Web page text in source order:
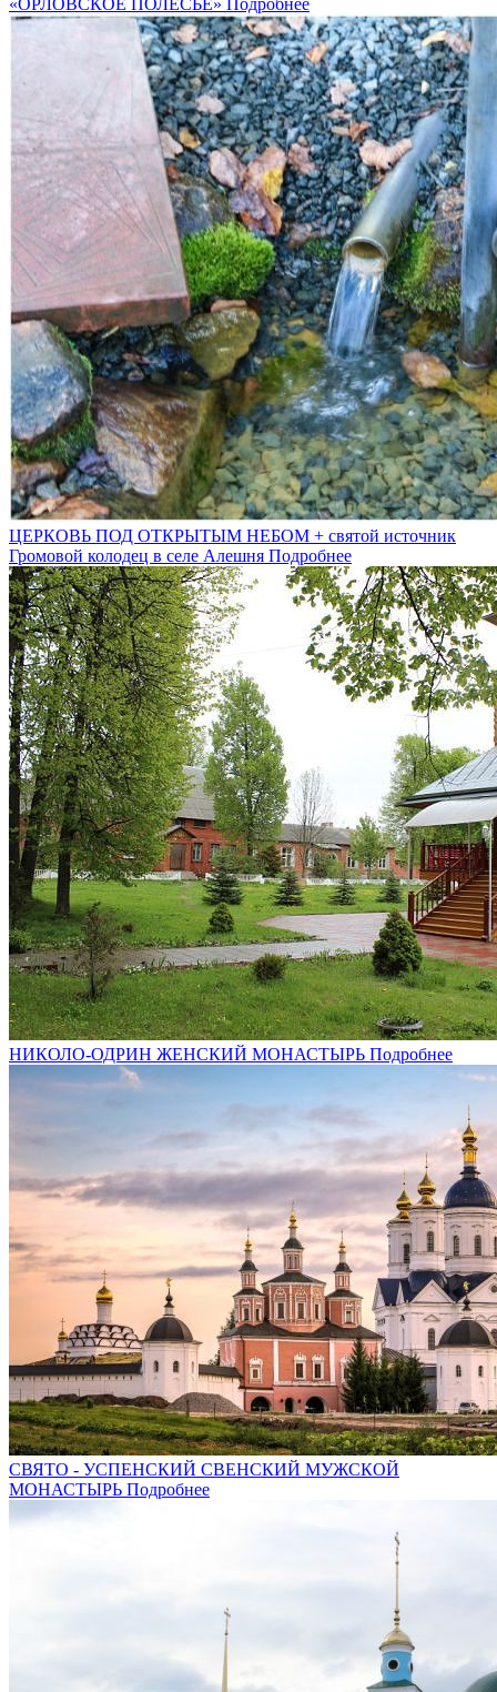
ЦЕРКОВЬ ПОД ОТКРЫТЫМ НЕБОМ + святой источник
Громовой колодец в селе Алешня Подробнее
НИКОЛО-ОДРИН ЖЕНСКИЙ МОНАСТЫРЬ Подробнее
СВЯТО - УСПЕНСКИЙ СВЕНСКИЙ МУЖСКОЙ
МОНАСТЫРЬ Подробнее